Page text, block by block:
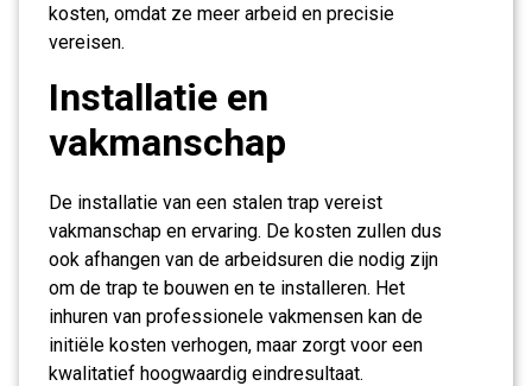
kosten, omdat ze meer arbeid en precisie
vereisen.
Installatie en
vakmanschap
De installatie van een stalen trap vereist
vakmanschap en ervaring. De kosten zullen dus
ook afhangen van de arbeidsuren die nodig zijn
om de trap te bouwen en te installeren. Het
inhuren van professionele vakmensen kan de
initiële kosten verhogen, maar zorgt voor een
kwalitatief hoogwaardig eindresultaat.